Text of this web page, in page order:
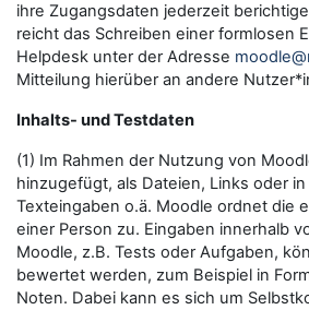
ihre Zugangsdaten jederzeit
reicht das Schreiben einer formlosen
Helpdesk unter der Adresse
Mitteilung hierüber an andere
Inhalts- und Testdaten
(1) Im Rahmen der Nutzung von
hinzugefügt, als Dateien, Links oder
Texteingaben o.ä. Moodle ordnet die
einer Person zu. Eingaben innerhalb
Moodle, z.B. Tests oder Aufgaben,
bewertet werden, zum Beispiel in
Noten. Dabei kann es sich um